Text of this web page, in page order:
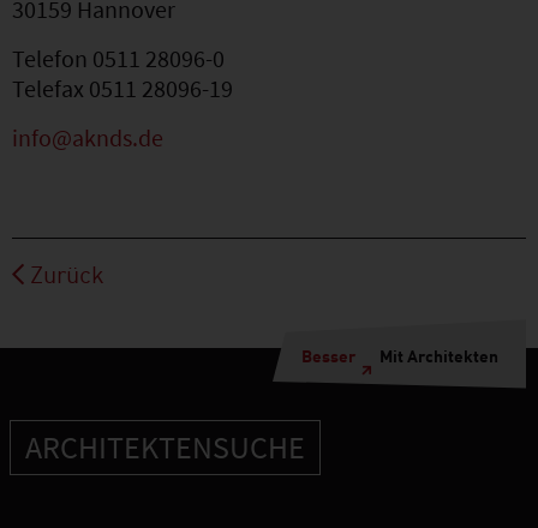
30159 Hannover
Telefon 0511 28096-0
Telefax 0511 28096-19
info@aknds.de
Zurück
Besser Mit Architekten
ARCHITEKTENSUCHE